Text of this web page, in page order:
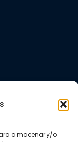
almacenar y/o